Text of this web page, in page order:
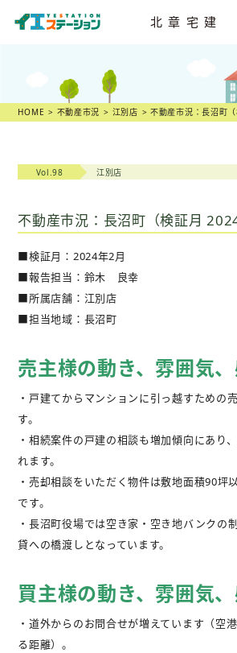
北章宅建
不動産売却相談
不動産売却物語
不動産市況
不動産売却のヒント
不動産
会社案内
HOME 不動産市況 江別店 不動産市況：長沼町
Vol.98 江別店
不動産市況：長沼町（検証月
■検証月：2024年2月
■報告担当：鈴木 良幸
■所属店舗：江別店
■担当地域：長沼町
売主様の動き、雰囲気
・戸建てからマンションに引っ越すための
す。
・相続案件の戸建の相談も増加傾向にあり
れます。
・売却相談をいただく物件は敷地面積90坪
です。
・長沼町役場では空き家・空き地バンクの
貸への橋渡しとなっています。
買主様の動き、雰囲気
・道外からのお問合せが増えています（空
る距離）。